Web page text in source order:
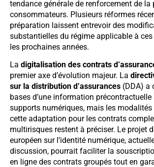
tendance générale de renforcement de la
consommateurs. Plusieurs réformes
préparation laissent entrevoir des
substantielles du régime applicable à
les prochaines années.
La digitalisation des contrats
premier axe d’évolution majeur. La
sur la distribution d’assurances (DDA) a
bases d’une information
supports numériques, mais les
cette adaptation pour les contrats
multirisques restent à préciser. Le projet
européen sur l’identité numérique,
discussion, pourrait faciliter la
en ligne des contrats groupés tout en